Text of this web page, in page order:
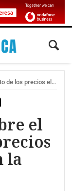
eléctricos en la industria
el
la